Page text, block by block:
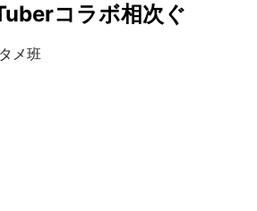
コラボ相次ぐ
メ班